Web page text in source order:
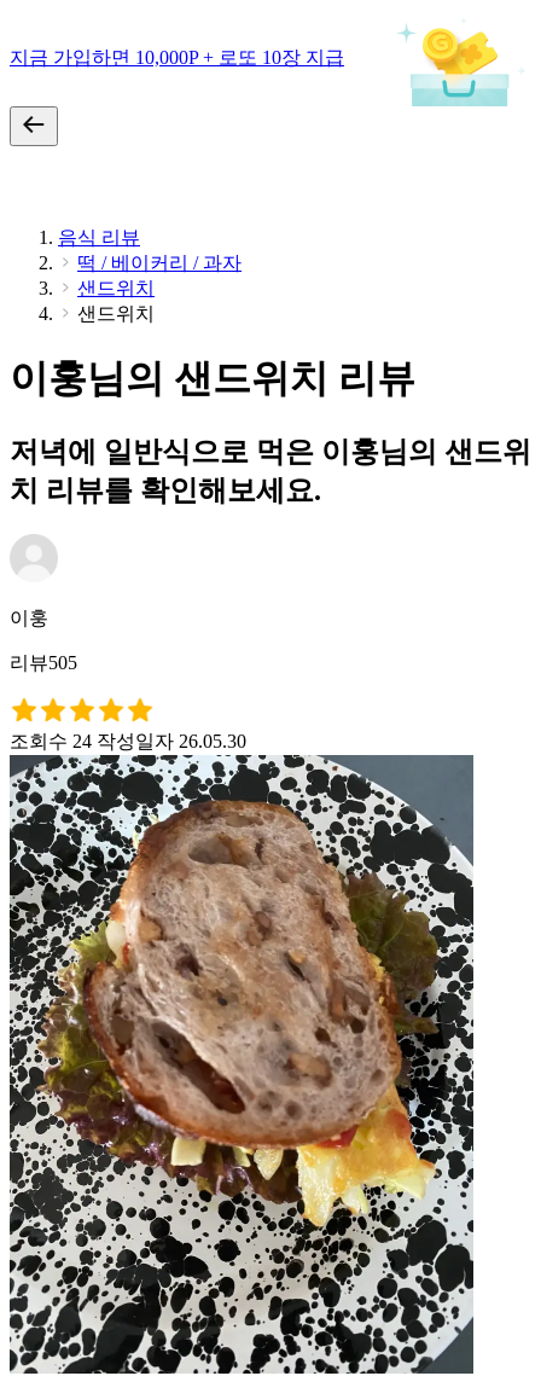
지금 가입하면 10,000P + 로또 10장 지급
음식 리뷰
떡 / 베이커리 / 과자
샌드위치
샌드위치
이훙님의 샌드위치 리뷰
저녁에 일반식으로 먹은 이훙님의 샌드위
치 리뷰를 확인해보세요.
이훙
리뷰505
조회수 24 작성일자 26.05.30